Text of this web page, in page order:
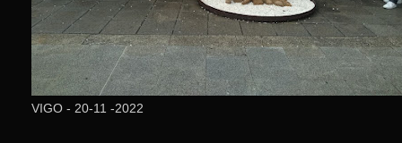
VIGO - 20-11 -2022